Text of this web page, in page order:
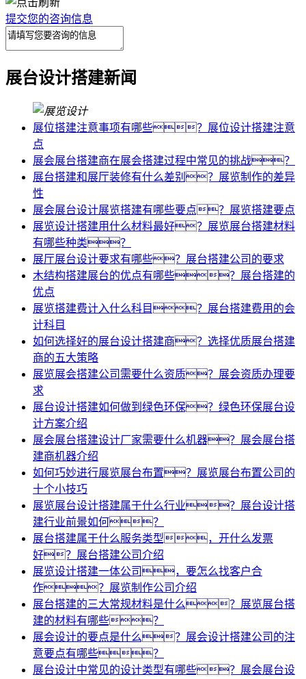
提交您的咨询信息
展台设计搭建新闻
展位搭建注意事项有哪些？展位设计搭建注意
点
展会展台搭建商在展会搭建过程中常见的挑战？
展台搭建和展厅装修有什么差别？展览制作的差异
性
展会展台设计展览搭建有哪些要点？展览搭建要点
展览设计搭建用什么材料最好？展览展台搭建材料
有哪些种类？
展厅展台设计要求有哪些？展台搭建公司的要求
木结构搭建展台的优点有哪些？展台搭建的
优点
展览搭建费计入什么科目？展台搭建费用的会
计科目
如何选择好的展台设计搭建商？选择优质展台搭建
商的五大策略
展览展会搭建公司需要什么资质？展会资质办理要
求
展台设计搭建如何做到绿色环保？绿色环保展台设
计方案介绍
展会展台搭建设计厂家需要什么机器？展会展台搭
建商机器介绍
如何巧妙进行展览展台布置？展览展台布置公司的
十个小技巧
展览展台设计搭建属于什么行业？展台设计搭
建行业前景如何？
展台搭建属于什么服务类型，开什么发票
好？展台搭建公司介绍
展览设计搭建一体公司，要怎么找客户合
作？展览制作公司介绍
展台搭建的三大常规材料是什么？展览展台搭
建的材料有哪些？
展会设计的要点是什么？展会设计搭建公司的注
意要点有哪些？
展台设计中常见的设计类型有哪些？展会展台设